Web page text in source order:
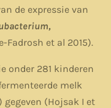
de expressie van
Fadrosh et al 2015).
onder 281 kinderen
melk
gegeven (Hojsak I et